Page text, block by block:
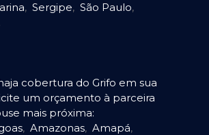
, Sergipe, São Paulo,
cobertura do Grifo em sua
um orçamento à parceira
mais próxima:
, Amazonas, Amapá,